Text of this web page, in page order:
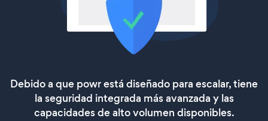
Debido a que powr está diseñado para escalar, tiene
la seguridad integrada más avanzada y las
capacidades de alto volumen disponibles.